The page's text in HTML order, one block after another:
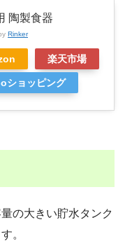
陶製食器
Rinker
楽天市場
ショッピング
の大きい貯水タンク
。